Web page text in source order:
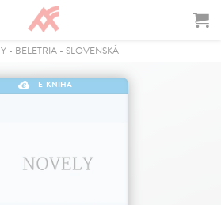
- BELETRIA- SLOVENSKÁ
E-KNIHA